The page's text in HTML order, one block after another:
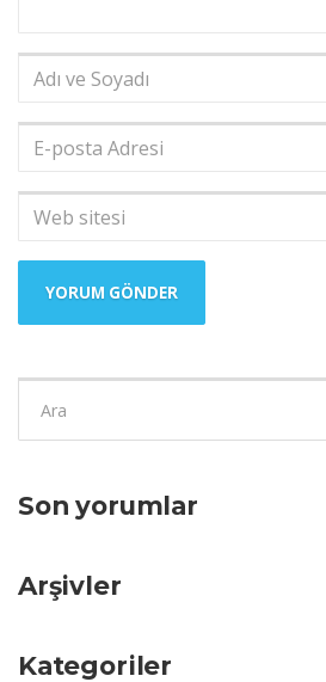
Adı
Soyadı*
posta
Adresi*
Web
ara:
Son yorumlar
Arşivler
Kategoriler